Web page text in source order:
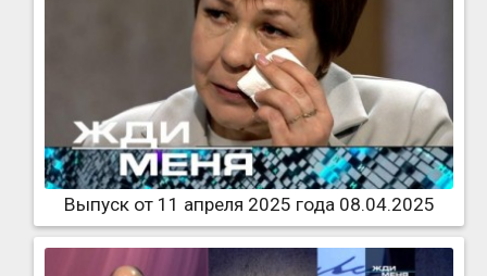
Выпуск от 11 апреля 2025 года 08.04.2025